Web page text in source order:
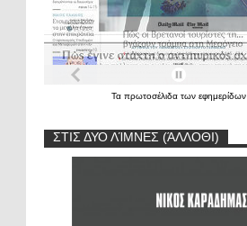
Τα πρωτοσέλιδα των εφημερίδων
ΣΤΙΣ ΔΥΟ ΛΊΜΝΕΣ (ΆΛΛΟΘΙ)